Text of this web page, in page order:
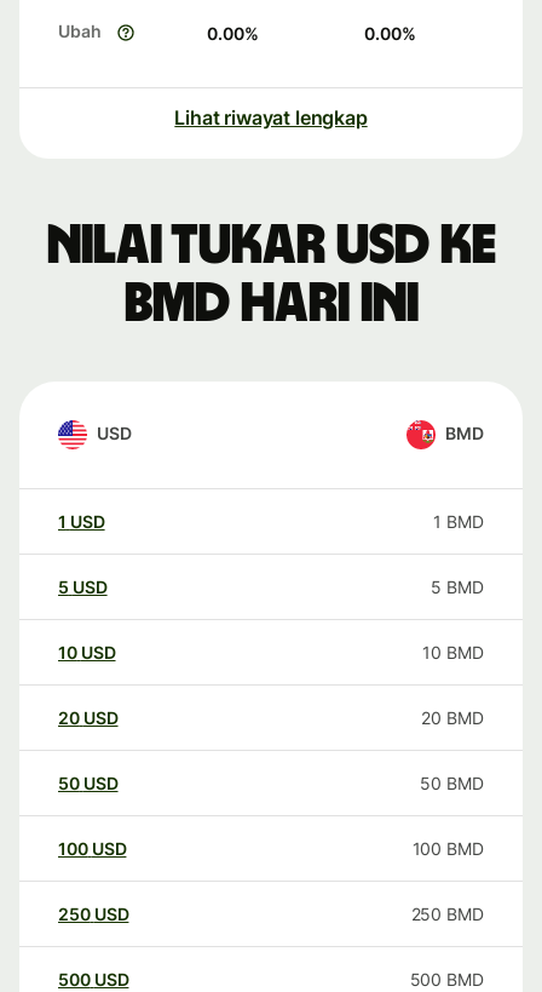
Ubah 0.00% 0.00%
Lihat riwayat lengkap
Nilai tukar USD ke
BMD hari ini
USD BMD
1 USD 1 BMD
5 USD 5 BMD
10 USD 10 BMD
20 USD 20 BMD
50 USD 50 BMD
100 USD 100 BMD
250 USD 250 BMD
500 USD 500 BMD